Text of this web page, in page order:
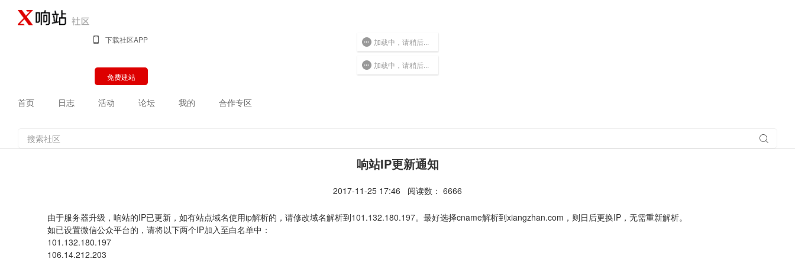
下载社区APP
免费建站
首页 日志 活动 论坛 我的 合作专区
搜索社
响站IP更新通知
2017-11-25 17:46 阅读数： 6666
由于服务器升级，响站的IP已更新，如有站点域名使用ip解析的，请修改域名解析到101.132.180.197。最好选择cname解析到xiangzhan.com，则日后更换IP，无需重新解析。
如已设置微信公众平台的，请将以下两个IP加入至白名单中：
101.132.180.197
106.14.212.203
加载中，请稍后...
加载中，请稍后...